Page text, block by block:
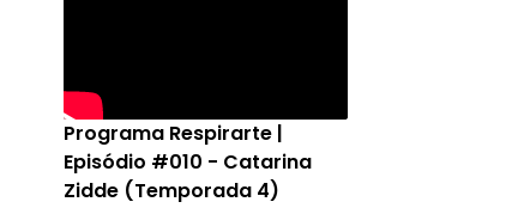
Programa Respirarte |
Episódio #010 - Catarina
Zidde (Temporada 4)